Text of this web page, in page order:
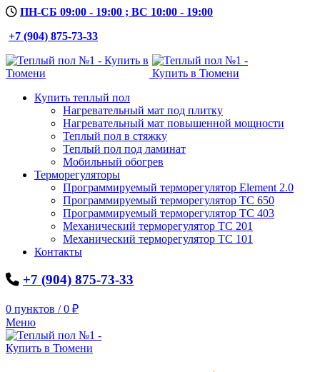
ПН-СБ 09:00 - 19:00 ; ВС 10:00 - 19:00
+7 (904) 875-73-33
Купить теплый пол
Нагревательный мат под плитку
Нагревательный мат повышенной мощности
Теплый пол в стяжку
Теплый пол под ламинат
Мобильный обогрев
Терморегуляторы
Программируемый терморегулятор Element 2.0
Программируемый терморегулятор ТС 650
Программируемый терморегулятор ТС 403
Механический терморегулятор ТС 201
Механический терморегулятор ТС 101
Контакты
+7 (904) 875-73-33
0 пунктов / 0 ₽
Меню